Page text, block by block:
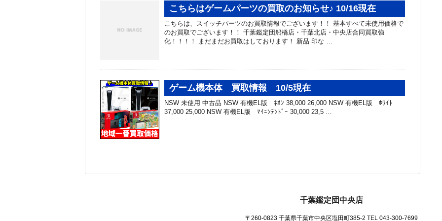
こちらはゲームパーツの買取のお知らせ♪ 10/16現在
こちらは、スイッチパーツのお買取情報でございます！！ 基本すべて未使用価格で
のお買取でございます！！ 千葉鑑定団船橋店・千葉北店・中央店合同買取強
化！！！！ まだまだお買取はしております！ 新品 印な …
ゲーム機本体 買取情報 10/5現在
NSW 未使用 中古品 NSW 有機EL版 ﾈｵﾝ 38,000 26,000 NSW 有機EL版 ﾎﾜｲﾄ
37,000 25,000 NSW 有機EL版 ﾏｲﾆﾝﾃﾝﾄﾞｰ 30,000 23,5 …
千葉鑑定団中央店
〒260-0823 千葉県千葉市中央区塩田町385-2 TEL 043-300-7699